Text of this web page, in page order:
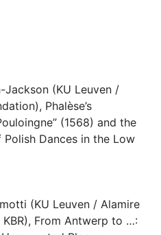
Jackson (KU Leuven /
Phalèse’s
(1568) and the
Polish Dances in the Low
(KU Leuven / Alamire
KBR), From Antwerp to …: